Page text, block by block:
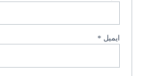
ایمیل *